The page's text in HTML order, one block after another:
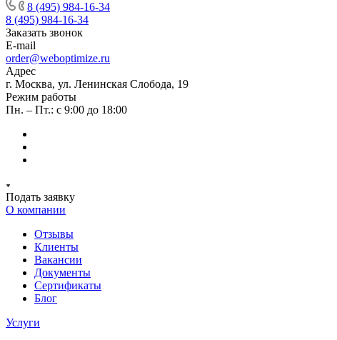
8 (495) 984-16-34
8 (495) 984-16-34
Заказать звонок
E-mail
order@weboptimize.ru
Адрес
г. Москва, ул. Ленинская Слобода, 19
Режим работы
Пн. – Пт.: с 9:00 до 18:00
Подать заявку
О компании
Отзывы
Клиенты
Вакансии
Документы
Сертификаты
Блог
Услуги